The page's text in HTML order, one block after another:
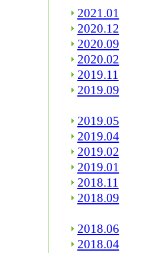
2021.01
2020.12
2020.09
2020.02
2019.11
2019.09
2019.05
2019.04
2019.02
2019.01
2018.11
2018.09
2018.06
2018.04